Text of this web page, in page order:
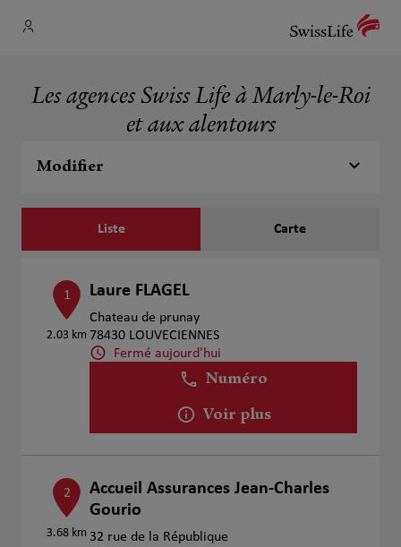
Les agences Swiss Life à Marly-le-Roi
et aux alentours
Modifier
Liste Carte
1
2.03 km
Laure FLAGEL
Chateau de prunay
78430 LOUVECIENNES
Fermé aujourd'hui
Numéro
Voir plus
2
3.68 km
Accueil Assurances Jean-Charles
Gourio
32 rue de la République